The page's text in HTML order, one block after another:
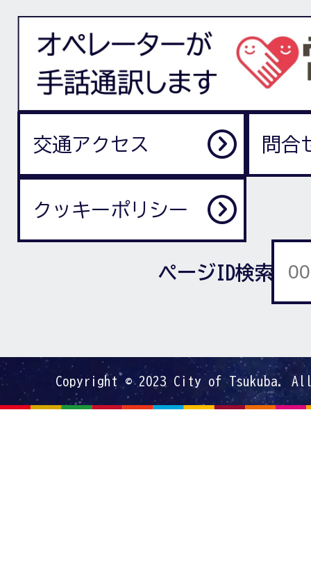
交通アクセス 問合
クッキーポリシー
ページID検索
Copyright © 2023 City of Tsukuba.